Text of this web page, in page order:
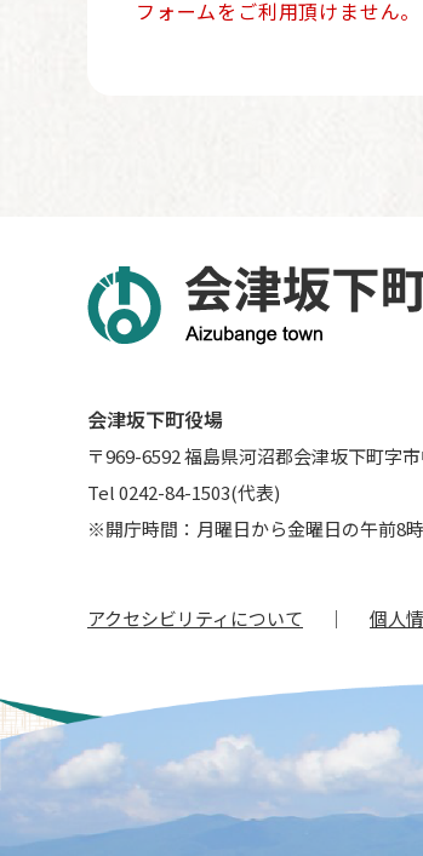
フォームをご利用頂けません。
アクセシビリティについて 個人
会津坂下町役場
〒969-6592 福島県河沼郡会津坂下町字
Tel 0242-84-1503(代表)
※開庁時間：月曜日から金曜日の午前8